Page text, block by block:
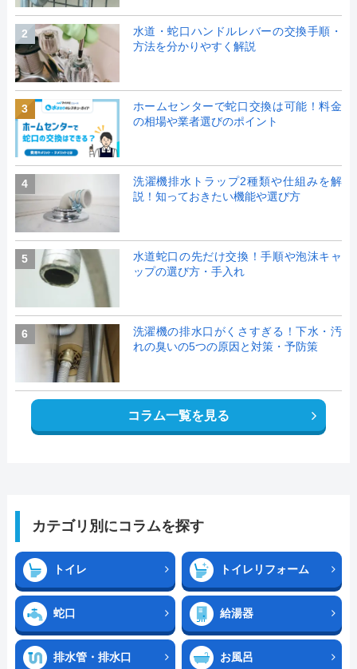
2
水道・蛇口ハンドルレバーの交換手順・
方法を分かりやすく解説
3
ホームセンターで蛇口交換は可能！料金
の相場や業者選びのポイント
4
洗濯機排水トラップ2種類や仕組みを解
説！知っておきたい機能や選び方
5
水道蛇口の先だけ交換！手順や泡沫キャ
ップの選び方・手入れ
6
洗濯機の排水口がくさすぎる！下水・汚
れの臭いの5つの原因と対策・予防策
コラム一覧を見る
カテゴリ別にコラムを探す
トイレ トイレリフォーム
蛇口 給湯器
排水管・排水口 お風呂